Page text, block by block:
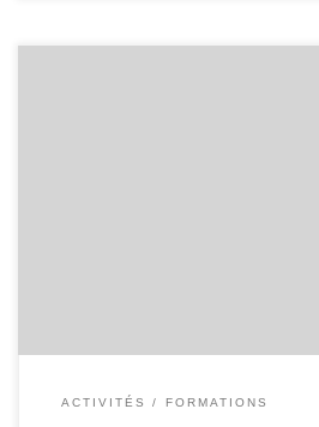
ACTIVITÉS FORMATIONS